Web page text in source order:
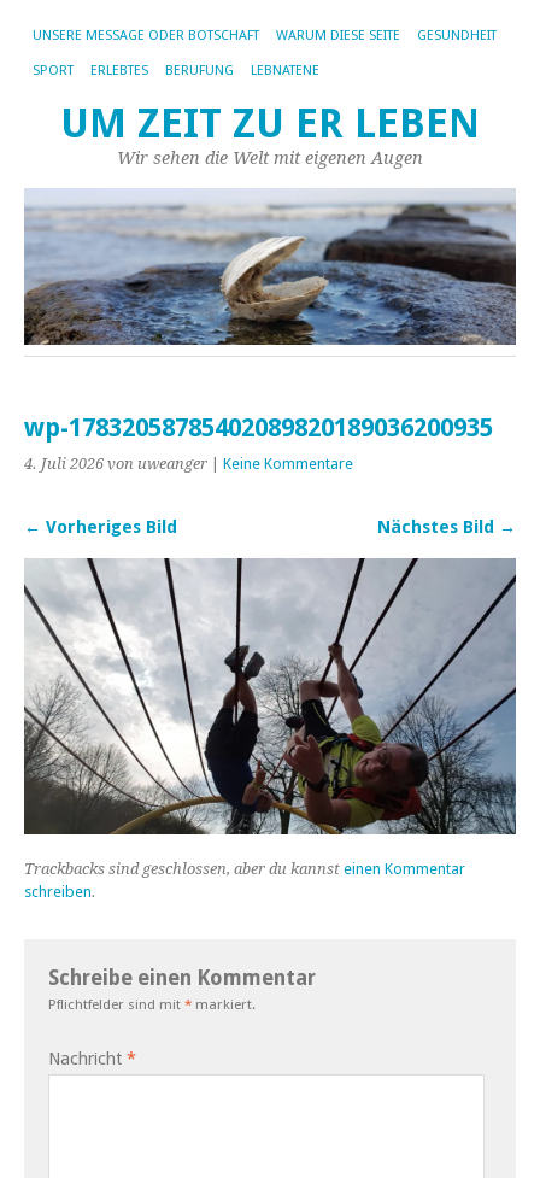
UNSERE MESSAGE ODER BOTSCHAFT WARUM DIESE SEITE GESUNDHEIT
SPORT ERLEBTES BERUFUNG LEBNATENE
UM ZEIT ZU ER LEBEN
Wir sehen die Welt mit eigenen Augen
wp-17832058785402089820189036200935
4. Juli 2026 von uweanger | Keine Kommentare
← Vorheriges Bild Nächstes Bild →
Trackbacks sind geschlossen, aber du kannst einen Kommentar
schreiben.
Schreibe einen Kommentar
Pflichtfelder sind mit * markiert.
Nachricht *